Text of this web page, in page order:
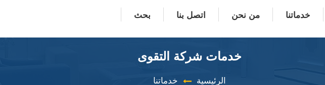
خدماتنا من نحن اتصل بنا بحث
خدمات شركة التقوى
الرئيسية خدماتنا